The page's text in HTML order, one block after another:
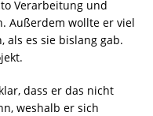
Verarbeitung und
Außerdem wollte er viel
als es sie bislang gab.
dass er das nicht
weshalb er sich